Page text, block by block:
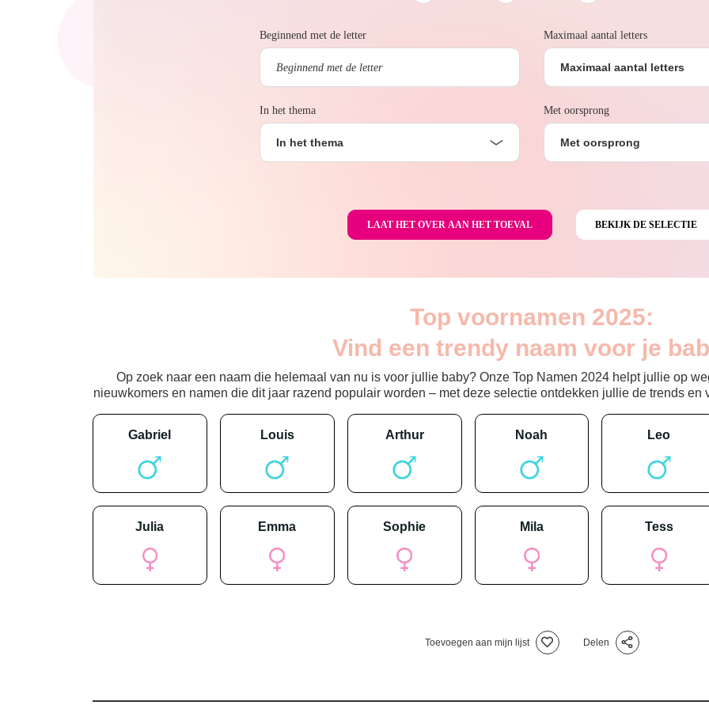
Beginnend met de letter Maximaal aantal letters
Maximaal aantal letters
In het thema
In het thema
Met oorsprong
Met oorsprong
Top voornamen 2025:
Vind een trendy naam voor je
Op zoek naar een naam die helemaal van nu is voor jullie baby? Onze Top Namen 2024 helpt jullie op
nieuwkomers en namen die dit jaar razend populair worden – met deze selectie ontdekken jullie de trends
gabriel louis arthur noah leo
julia emma sophie mila tess
Toevoegen aan mijn lijst Delen